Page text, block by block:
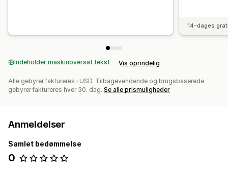
14-dages
Indeholder maskinoversat tekst Vis oprindelig
Alle gebyrer faktureres i USD. Tilbagevendende og brugsbaserede
gebyrer faktureres hver 30. dag. Se alle prismuligheder
Anmeldelser
Samlet bedømmelse
0